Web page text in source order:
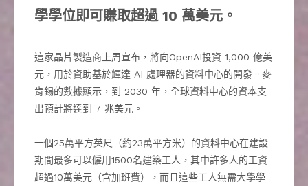
學學位即可賺取超過 10 萬美元。
這家晶片製造商上周宣布，將向OpenAI投資 1,000 億美
元，用於資助基於輝達 AI 處理器的資料中心的開發。麥
肯錫的數據顯示，到 2030 年，全球資料中心的資本支
出預計將達到 7 兆美元。
一個25萬平方英尺（約23萬平方米）的資料中心在建設
期間最多可以僱用1500名建築工人，其中許多人的工資
超過10萬美元（含加班費），而且這些工人無需大學學